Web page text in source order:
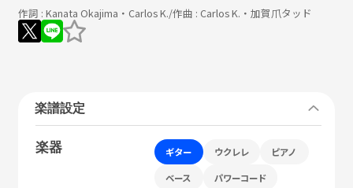
作詞 : Kanata Okajima・Carlos K./作曲 : Carlos K.・加賀爪タッド
楽譜設定
楽器 ギター ウクレレ ピアノ
ベース パワーコード